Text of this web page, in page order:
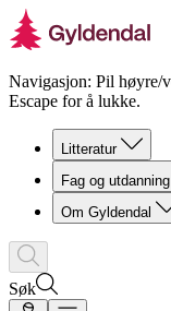
Navigasjon: Pil høyre/
Escape for å lukke.
Litteratur
Fag og utdanning
Om Gyldendal
Søk